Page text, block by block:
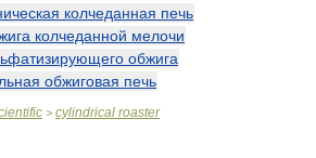
колчеданная печь
колчеданной мелочи
обжига
обжиговая печь
> cylindrical roaster